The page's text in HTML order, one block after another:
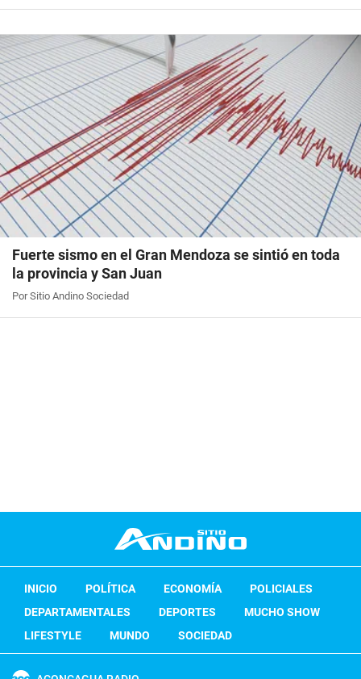
Fuerte sismo en el Gran Mendoza se sintió en toda
la provincia y San Juan
Por Sitio Andino Sociedad
INICIO POLÍTICA ECONOMÍA
POLICIALES
DEPARTAMENTALES
DEPORTES
MUCHO SHOW
LIFESTYLE
MUNDO SOCIEDAD